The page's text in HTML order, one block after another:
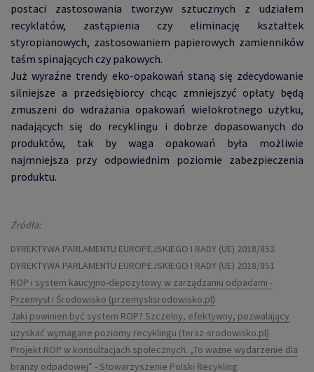
postaci zastosowania tworzyw sztucznych z udziałem
recyklatów, zastąpienia czy eliminację kształtek
styropianowych, zastosowaniem papierowych zamienników
taśm spinających czy pakowych.
Już wyraźne trendy eko-opakowań staną się zdecydowanie
silniejsze a przedsiębiorcy chcąc zmniejszyć opłaty będą
zmuszeni do wdrażania opakowań wielokrotnego użytku,
nadających się do recyklingu i dobrze dopasowanych do
produktów, tak by waga opakowań była możliwie
najmniejsza przy odpowiednim poziomie zabezpieczenia
produktu.
Źródła:
DYREKTYWA PARLAMENTU EUROPEJSKIEGO I RADY (UE) 2018/852
DYREKTYWA PARLAMENTU EUROPEJSKIEGO I RADY (UE) 2018/851
ROP i system kaucyjno-depozytowy w zarządzaniu odpadami -
Przemysł i Środowisko (przemyslisrodowisko.pl)
Jaki powinien być system ROP? Szczelny, efektywny, pozwalający
uzyskać wymagane poziomy recyklingu (teraz-srodowisko.pl)
Projekt ROP w konsultacjach społecznych. „To ważne wydarzenie dla
branży odpadowej” - Stowarzyszenie Polski Recykling